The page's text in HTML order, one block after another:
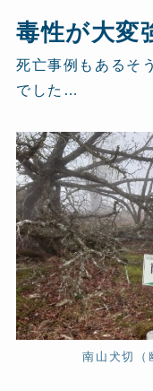
毒性が大変
死亡事例もあるそ
でした…
南山犬切（